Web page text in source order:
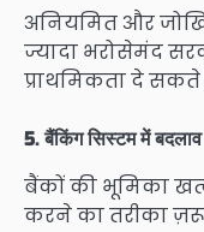
अनियमित और
ज्यादा भरोसेमंद
प्राथमिकता दे सकते
5. बैंकिंग सिस्टम में बदलाव
बैंकों की भूमिका
करने का तरीका